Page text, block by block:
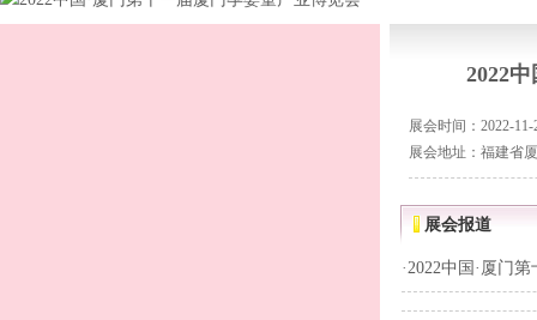
2022
展会时间：2022-11-
展会地址：福建省
展会报道
·2022中国·厦门